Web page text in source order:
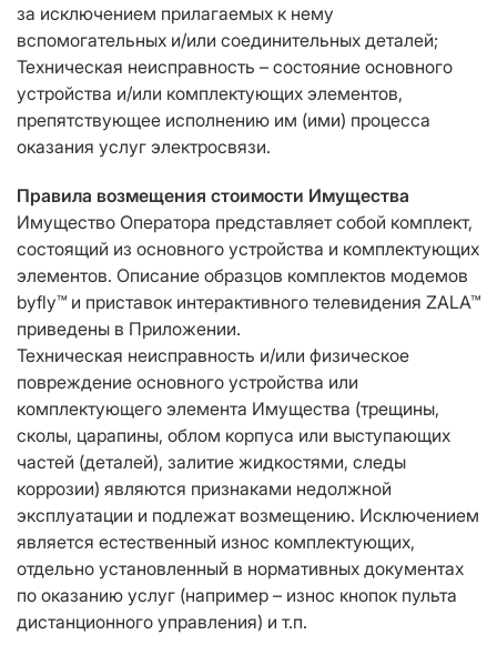
за исключением прилагаемых к нему
вспомогательных и/или соединительных деталей;
Техническая неисправность – состояние основного
устройства и/или комплектующих элементов,
препятствующее исполнению им (ими) процесса
оказания услуг электросвязи.
Правила возмещения стоимости Имущества
Имущество Оператора представляет собой комплект,
состоящий из основного устройства и комплектующих
элементов. Описание образцов комплектов модемов
byfly™ и приставок интерактивного телевидения ZALA™
приведены в Приложении.
Техническая неисправность и/или физическое
повреждение основного устройства или
комплектующего элемента Имущества (трещины,
сколы, царапины, облом корпуса или выступающих
частей (деталей), залитие жидкостями, следы
коррозии) являются признаками недолжной
эксплуатации и подлежат возмещению. Исключением
является естественный износ комплектующих,
отдельно установленный в нормативных документах
по оказанию услуг (например – износ кнопок пульта
дистанционного управления) и т.п.